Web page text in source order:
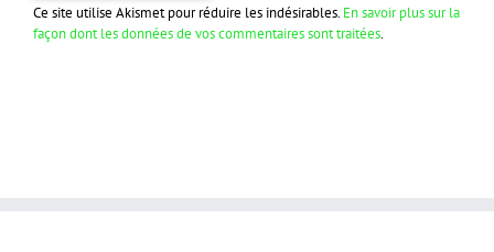
Ce site utilise Akismet pour réduire les indésirables. En savoir plus sur la
façon dont les données de vos commentaires sont traitées.